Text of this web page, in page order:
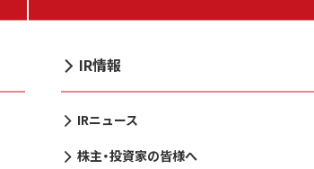
IR情報
IRニュース
株主・投資家の皆様へ